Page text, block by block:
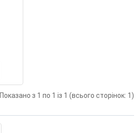
Показано з 1 по 1 із 1 (всього сторінок: 1)